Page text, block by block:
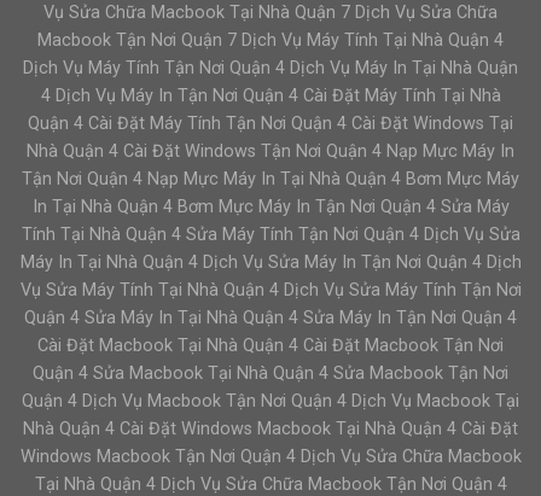
Vụ Sửa Chữa Macbook Tại Nhà Quận 7 Dịch Vụ Sửa Chữa
Macbook Tận Nơi Quận 7 Dịch Vụ Máy Tính Tại Nhà Quận 4
Dịch Vụ Máy Tính Tận Nơi Quận 4 Dịch Vụ Máy In Tại Nhà Quận
4 Dịch Vụ Máy In Tận Nơi Quận 4 Cài Đặt Máy Tính Tại Nhà
Quận 4 Cài Đặt Máy Tính Tận Nơi Quận 4 Cài Đặt Windows Tại
Nhà Quận 4 Cài Đặt Windows Tận Nơi Quận 4 Nạp Mực Máy In
Tận Nơi Quận 4 Nạp Mực Máy In Tại Nhà Quận 4 Bơm Mực Máy
In Tại Nhà Quận 4 Bơm Mực Máy In Tận Nơi Quận 4 Sửa Máy
Tính Tại Nhà Quận 4 Sửa Máy Tính Tận Nơi Quận 4 Dịch Vụ Sửa
Máy In Tại Nhà Quận 4 Dịch Vụ Sửa Máy In Tận Nơi Quận 4 Dịch
Vụ Sửa Máy Tính Tại Nhà Quận 4 Dịch Vụ Sửa Máy Tính Tận Nơi
Quận 4 Sửa Máy In Tại Nhà Quận 4 Sửa Máy In Tận Nơi Quận 4
Cài Đặt Macbook Tại Nhà Quận 4 Cài Đặt Macbook Tận Nơi
Quận 4 Sửa Macbook Tại Nhà Quận 4 Sửa Macbook Tận Nơi
Quận 4 Dịch Vụ Macbook Tận Nơi Quận 4 Dịch Vụ Macbook Tại
Nhà Quận 4 Cài Đặt Windows Macbook Tại Nhà Quận 4 Cài Đặt
Windows Macbook Tận Nơi Quận 4 Dịch Vụ Sửa Chữa Macbook
Tại Nhà Quận 4 Dịch Vụ Sửa Chữa Macbook Tận Nơi Quận 4